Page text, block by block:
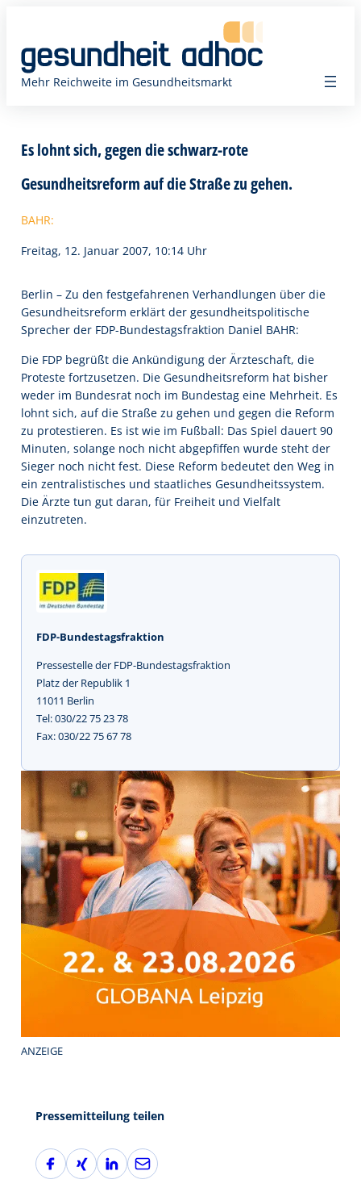
springen
Mehr Reichweite im Gesundheitsmarkt
Es lohnt sich, gegen die schwarz-rote
Gesundheitsreform auf die Straße zu gehen.
BAHR:
Freitag, 12. Januar 2007, 10:14 Uhr
Berlin – Zu den festgefahrenen Verhandlungen über die
Gesundheitsreform erklärt der gesundheitspolitische
Sprecher der FDP-Bundestagsfraktion Daniel BAHR:
Die FDP begrüßt die Ankündigung der Ärzteschaft, die
Proteste fortzusetzen. Die Gesundheitsreform hat bisher
weder im Bundesrat noch im Bundestag eine Mehrheit. Es
lohnt sich, auf die Straße zu gehen und gegen die Reform
zu protestieren. Es ist wie im Fußball: Das Spiel dauert 90
Minuten, solange noch nicht abgepfiffen wurde steht der
Sieger noch nicht fest. Diese Reform bedeutet den Weg in
ein zentralistisches und staatliches Gesundheitssystem.
Die Ärzte tun gut daran, für Freiheit und Vielfalt
einzutreten.
FDP-Bundestagsfraktion
Pressestelle der FDP-Bundestagsfraktion
Platz der Republik 1
11011 Berlin
Tel: 030/22 75 23 78
Fax: 030/22 75 67 78
ANZEIGE
Pressemitteilung teilen
F
a
X
i
L
i
E
-